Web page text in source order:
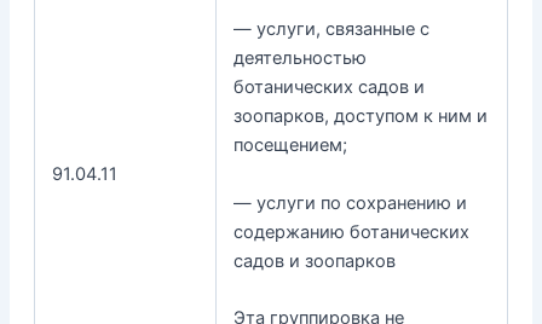
91.04.11
— услуги, связанные с
деятельностью
ботанических садов и
зоопарков, доступом к ним и
посещением;
— услуги по сохранению и
содержанию ботанических
садов и зоопарков
Эта группировка не